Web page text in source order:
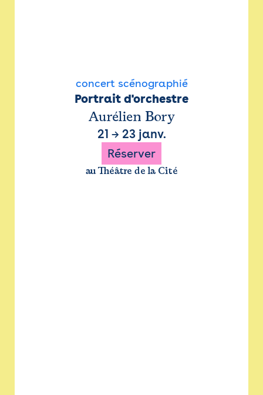
concert scénographié
Portrait d'orchestre
Aurélien Bory
21 → 23 janv.
Réserver
au Théâtre de la Cité